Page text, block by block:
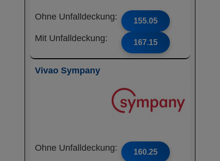
Ohne Unfalldeckung: 155.05
Mit Unfalldeckung: 167.15
Vivao Sympany
Ohne Unfalldeckung: 160.25